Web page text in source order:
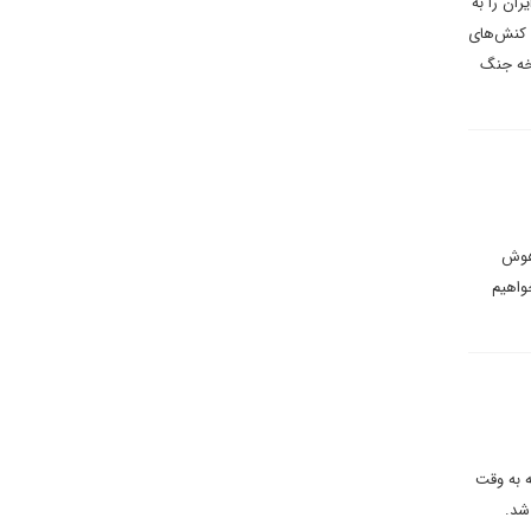
کنش‌های
جنگ
هوش
به وقت
شد.